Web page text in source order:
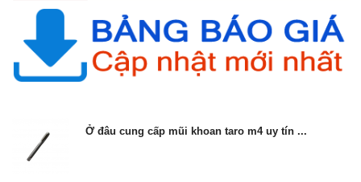
Ở đâu cung cấp mũi khoan taro m4 uy tín ...